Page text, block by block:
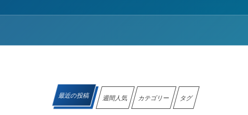
最近の投稿 週間人気 カテゴリー タグ